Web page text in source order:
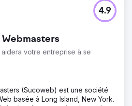
votre entreprise à se
4.9
(Sucoweb) est une société
basée à Long Island, New York.